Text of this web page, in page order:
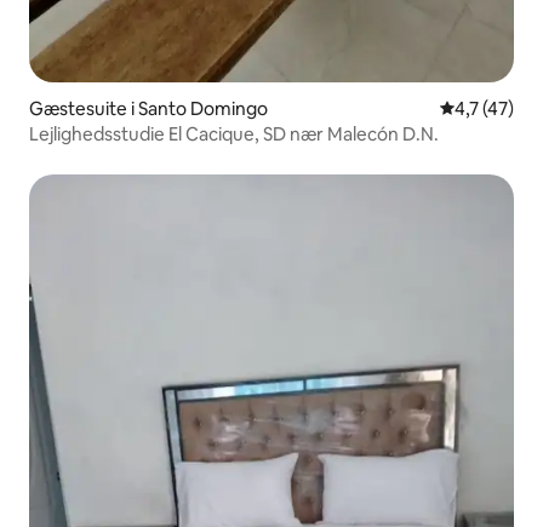
Gæstesuite i Santo Domingo 4,7 ud af 5
4,7 (47)
Lejlighedsstudie El Cacique, SD nær Malecón D.N.